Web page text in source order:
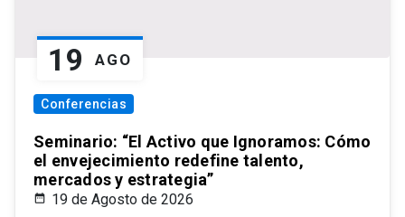
19 AGO
Conferencias
Seminario: “El Activo que Ignoramos: Cómo
el envejecimiento redefine talento,
mercados y estrategia”
19 de Agosto de 2026